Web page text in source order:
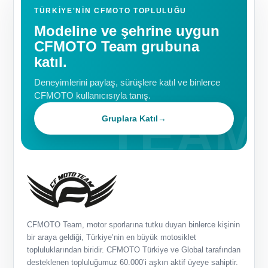
TÜRKIYE'NIN CFMOTO TOPLULUĞU
Modeline ve şehrine uygun
CFMOTO Team grubuna
katıl.
Deneyimlerini paylaş, sürüşlere katıl ve binlerce
CFMOTO kullanıcısıyla tanış.
Gruplara Katıl→
CFMOTO Team, motor sporlarına tutku duyan binlerce kişinin
bir araya geldiği, Türkiye’nin en büyük motosiklet
topluluklarından biridir. CFMOTO Türkiye ve Global tarafından
desteklenen topluluğumuz 60.000’i aşkın aktif üyeye sahiptir.